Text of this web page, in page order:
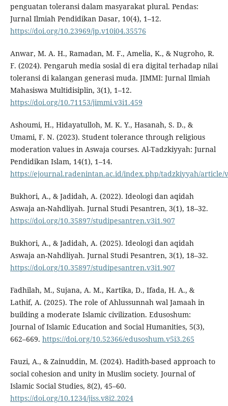
penguatan toleransi dalam masyarakat plural. Pendas:
Jurnal Ilmiah Pendidikan Dasar, 10(4), 1–12.
https://doi.org/10.23969/jp.v10i04.35576
Anwar, M. A. H., Ramadan, M. F., Amelia, K., & Nugroho, R.
F. (2024). Pengaruh media sosial di era digital terhadap nilai
toleransi di kalangan generasi muda. JIMMI: Jurnal Ilmiah
Mahasiswa Multidisiplin, 3(1), 1–12.
https://doi.org/10.71153/jimmi.v3i1.459
Ashoumi, H., Hidayatulloh, M. K. Y., Hasanah, S. D., &
Umami, F. N. (2023). Student tolerance through religious
moderation values in Aswaja courses. Al-Tadzkiyyah: Jurnal
Pendidikan Islam, 14(1), 1–14.
https://ejournal.radenintan.ac.id/index.php/tadzkiyyah/article/
Bukhori, A., & Jadidah, A. (2022). Ideologi dan aqidah
Aswaja an-Nahdliyah. Jurnal Studi Pesantren, 3(1), 18–32.
https://doi.org/10.35897/studipesantren.v3i1.907
Bukhori, A., & Jadidah, A. (2025). Ideologi dan aqidah
Aswaja an-Nahdliyah. Jurnal Studi Pesantren, 3(1), 18–32.
https://doi.org/10.35897/studipesantren.v3i1.907
Fadhilah, M., Sujana, A. M., Kartika, D., Ifada, H. A., &
Lathif, A. (2025). The role of Ahlussunnah wal Jamaah in
building a moderate Islamic civilization. Edusoshum:
Journal of Islamic Education and Social Humanities, 5(3),
662–669. https://doi.org/10.52366/edusoshum.v5i3.265
Fauzi, A., & Zainuddin, M. (2024). Hadith-based approach to
social cohesion and unity in Muslim society. Journal of
Islamic Social Studies, 8(2), 45–60.
https://doi.org/10.1234/jiss.v8i2.2024